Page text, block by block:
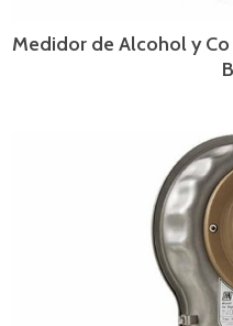
Medidor de Alcohol y